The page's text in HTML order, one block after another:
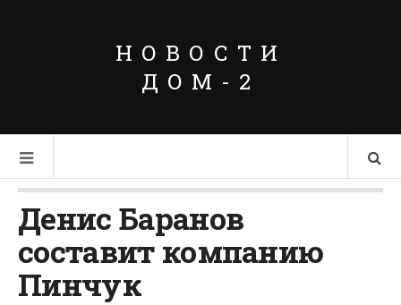
НОВОСТИ
ДОМ-2
Денис Баранов
составит компанию
Пинчук